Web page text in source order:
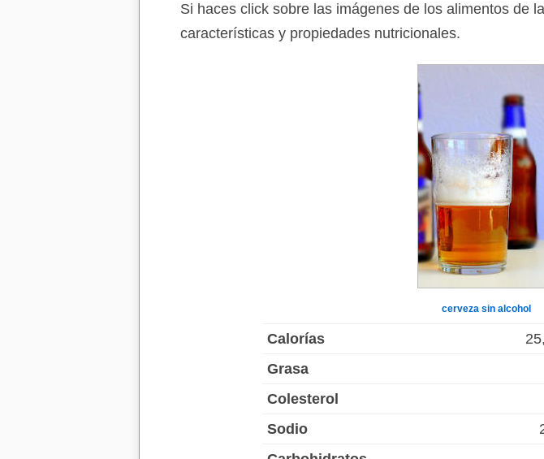
Si haces click sobre las imágenes de los alimentos de
características y propiedades nutricionales.
cerveza sin alcohol
Calorías
Grasa
Colesterol
Sodio